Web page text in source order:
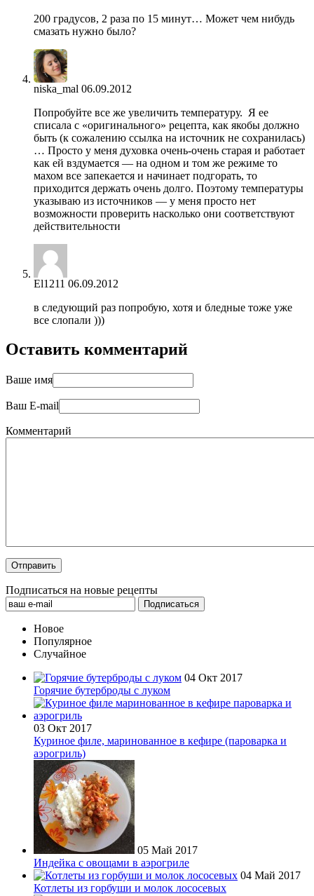
200 градусов, 2 раза по 15 минут… Может чем нибудь
смазать нужно было?
niska_mal 06.09.2012
Попробуйте все же увеличить температуру. Я ее
списала с «оригинального» рецепта, как якобы должно
быть (к сожалению ссылка на источник не сохранилась)
… Просто у меня духовка очень-очень старая и работает
как ей вздумается — на одном и том же режиме то
махом все запекается и начинает подгорать, то
приходится держать очень долго. Поэтому температуры
указываю из источников — у меня просто нет
возможности проверить насколько они соответствуют
действительности
El1211 06.09.2012
в следующий раз попробую, хотя и бледные тоже уже
все слопали )))
Оставить комментарий
Ваше имя
Ваш E-mail
Комментарий
Подписаться на новые рецепты
Новое
Популярное
Случайное
04 Окт 2017
Горячие бутерброды с луком
03 Окт 2017
Куриное филе, маринованное в кефире (пароварка и
аэрогриль)
05 Май 2017
Индейка с овощами в аэрогриле
04 Май 2017
Котлеты из горбуши и молок лососевых